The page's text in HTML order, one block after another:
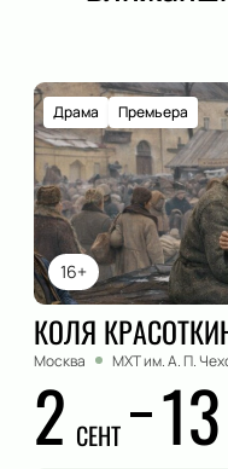
16+
Драма Премьера
КОЛЯ
Москва МХТ им. А. П.
2 СЕНТ 13